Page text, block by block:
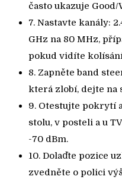
často ukazuje Good/
7. Nastavte kanály:
GHz na 80 MHz,
pokud vidíte
8. Zapněte band
která zlobí, dejte na
9. Otestujte pokrytí
stolu, v posteli a u
-70 dBm.
10. Dolaďte pozice
zvedněte o polici